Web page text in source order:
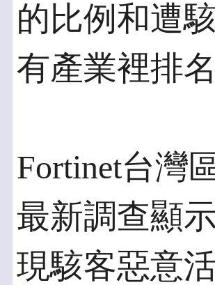
的比例和遭
有產業裡排
Fortinet台灣
最新調查顯
現駭客惡意